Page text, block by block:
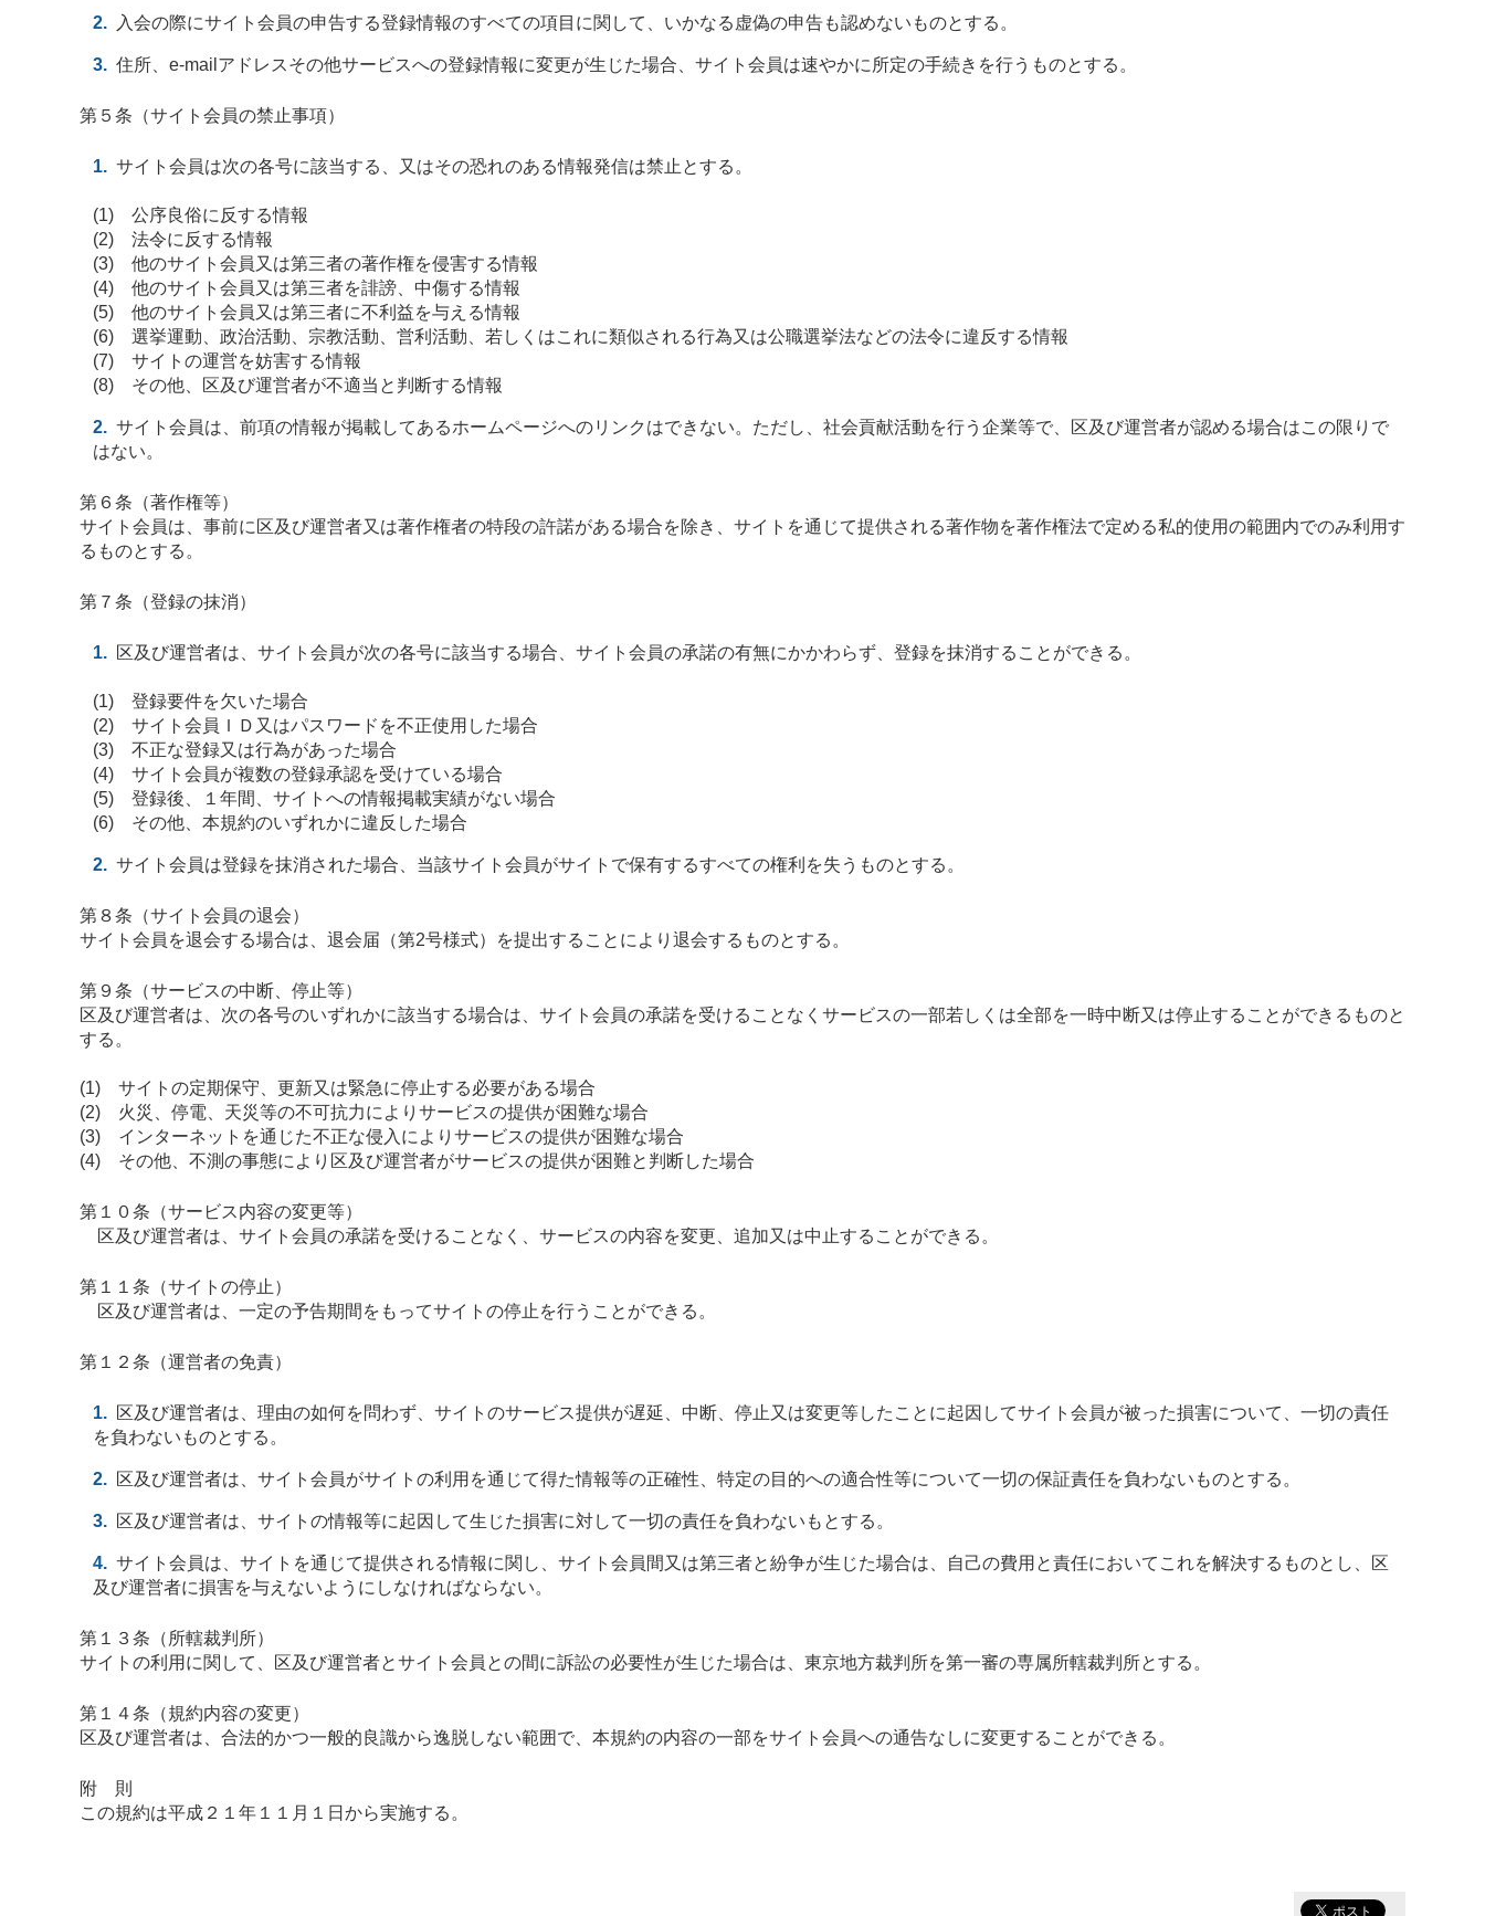
入会の際にサイト会員の申告する登録情報のすべての項目に関して、いかなる虚偽の申告も認めないものとする。
住所、e-mailアドレスその他サービスへの登録情報に変更が生じた場合、サイト会員は速やかに所定の手続きを行うものとする。
第５条（サイト会員の禁止事項）
サイト会員は次の各号に該当する、又はその恐れのある情報発信は禁止とする。
(1) 公序良俗に反する情報
(2) 法令に反する情報
(3) 他のサイト会員又は第三者の著作権を侵害する情報
(4) 他のサイト会員又は第三者を誹謗、中傷する情報
(5) 他のサイト会員又は第三者に不利益を与える情報
(6) 選挙運動、政治活動、宗教活動、営利活動、若しくはこれに類似される行為又は公職選挙法などの法令に違反する情報
(7) サイトの運営を妨害する情報
(8) その他、区及び運営者が不適当と判断する情報
サイト会員は、前項の情報が掲載してあるホームページへのリンクはできない。ただし、社会貢献活動を行う企業等で、区及び運営者が認める場合はこの限りで
はない。
第６条（著作権等）
サイト会員は、事前に区及び運営者又は著作権者の特段の許諾がある場合を除き、サイトを通じて提供される著作物を著作権法で定める私的使用の範囲内でのみ利用す
るものとする。
第７条（登録の抹消）
区及び運営者は、サイト会員が次の各号に該当する場合、サイト会員の承諾の有無にかかわらず、登録を抹消することができる。
(1) 登録要件を欠いた場合
(2) サイト会員ＩＤ又はパスワードを不正使用した場合
(3) 不正な登録又は行為があった場合
(4) サイト会員が複数の登録承認を受けている場合
(5) 登録後、１年間、サイトへの情報掲載実績がない場合
(6) その他、本規約のいずれかに違反した場合
サイト会員は登録を抹消された場合、当該サイト会員がサイトで保有するすべての権利を失うものとする。
第８条（サイト会員の退会）
サイト会員を退会する場合は、退会届（第2号様式）を提出することにより退会するものとする。
第９条（サービスの中断、停止等）
区及び運営者は、次の各号のいずれかに該当する場合は、サイト会員の承諾を受けることなくサービスの一部若しくは全部を一時中断又は停止することができるものと
する。
(1) サイトの定期保守、更新又は緊急に停止する必要がある場合
(2) 火災、停電、天災等の不可抗力によりサービスの提供が困難な場合
(3) インターネットを通じた不正な侵入によりサービスの提供が困難な場合
(4) その他、不測の事態により区及び運営者がサービスの提供が困難と判断した場合
第１０条（サービス内容の変更等）
区及び運営者は、サイト会員の承諾を受けることなく、サービスの内容を変更、追加又は中止することができる。
第１１条（サイトの停止）
区及び運営者は、一定の予告期間をもってサイトの停止を行うことができる。
第１２条（運営者の免責）
区及び運営者は、理由の如何を問わず、サイトのサービス提供が遅延、中断、停止又は変更等したことに起因してサイト会員が被った損害について、一切の責任
を負わないものとする。
区及び運営者は、サイト会員がサイトの利用を通じて得た情報等の正確性、特定の目的への適合性等について一切の保証責任を負わないものとする。
区及び運営者は、サイトの情報等に起因して生じた損害に対して一切の責任を負わないもとする。
サイト会員は、サイトを通じて提供される情報に関し、サイト会員間又は第三者と紛争が生じた場合は、自己の費用と責任においてこれを解決するものとし、区
及び運営者に損害を与えないようにしなければならない。
第１３条（所轄裁判所）
サイトの利用に関して、区及び運営者とサイト会員との間に訴訟の必要性が生じた場合は、東京地方裁判所を第一審の専属所轄裁判所とする。
第１４条（規約内容の変更）
区及び運営者は、合法的かつ一般的良識から逸脱しない範囲で、本規約の内容の一部をサイト会員への通告なしに変更することができる。
附 則
この規約は平成２１年１１月１日から実施する。